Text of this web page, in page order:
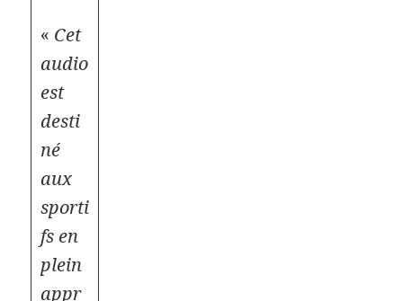
« Cet
audio
est
desti
né
aux
sporti
fs en
plein
appr